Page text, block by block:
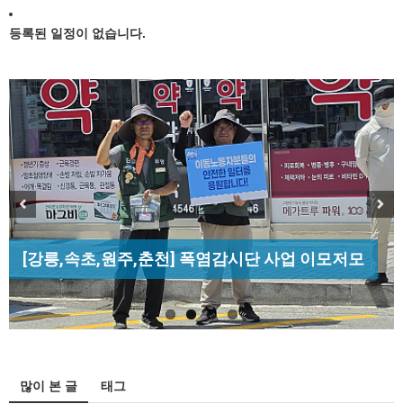
등록된 일정이 없습니다.
[조합원☆인터뷰] 서비스연맹 전국학교비정규직노
동조합 강원지부 김유미 춘천지회장
[강릉,속초,원주,춘천] 폭염감시단 사업 이모저모
[산별소식] 건설산업연맹 플랜트건설노조 강원충
북지부
[성명] 막을 수 있었던 죽음, HL만도가 책임져라 :
청년노동자 사망사고의 철저한 진상규…
Previous Next
많이 본 글 태그